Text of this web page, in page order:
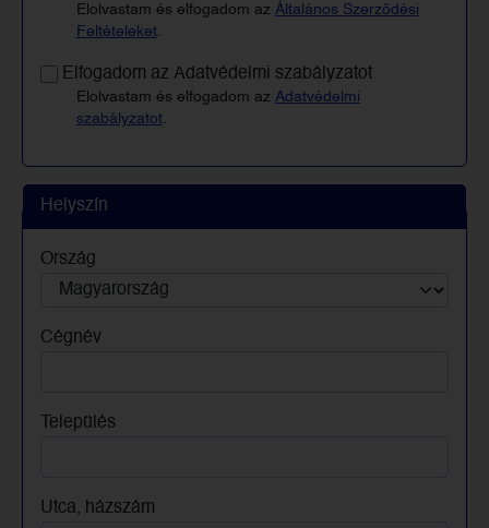
Elolvastam és elfogadom az Általános Szerződési
Feltételeket.
Elfogadom az Adatvédelmi szabályzatot
Elolvastam és elfogadom az Adatvédelmi
szabályzatot.
Helyszín
Ország
Cégnév
Település
Utca, házszám